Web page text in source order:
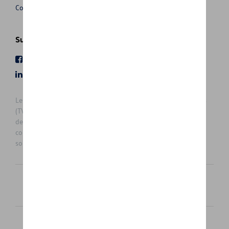
Conditions de vente
Suivez nous
Les prix affichés sur le présent site sont des prix recommandés
(TVAc), hors éventuels frais de montage. Pour connaitre le prix
de vente actuel et les éventuels frais de montage, veuillez
contacter votre concessionnaire/agent. Les prix recommandés
sont sujets à des changements sans préavis.